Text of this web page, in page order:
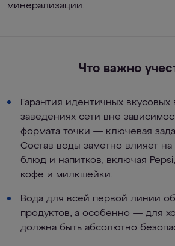
минерализации.
Что важно
Гарантия идентичных вкусовых
заведениях сети вне
формата точки — ключевая
Состав воды заметно влияет на
блюд и напитков, включая
кофе и милкшейки.
Вода для всей первой линии
продуктов, а особенно — для
должна быть абсолютно